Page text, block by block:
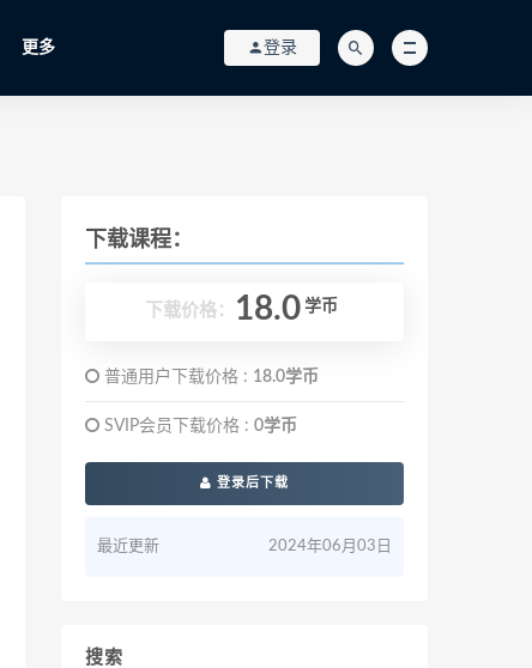
更多 登录
下载课程：
下载价格： 18.0 学币
普通用户下载价格 : 18.0学币
SVIP会员下载价格 : 0学币
登录后下载
最近更新 2024年06月03日
搜索